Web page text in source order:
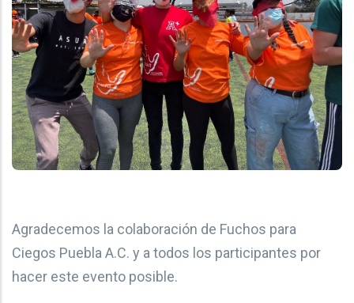
Agradecemos la colaboración de Fuchos para
Ciegos Puebla A.C. y a todos los participantes por
hacer este evento posible.